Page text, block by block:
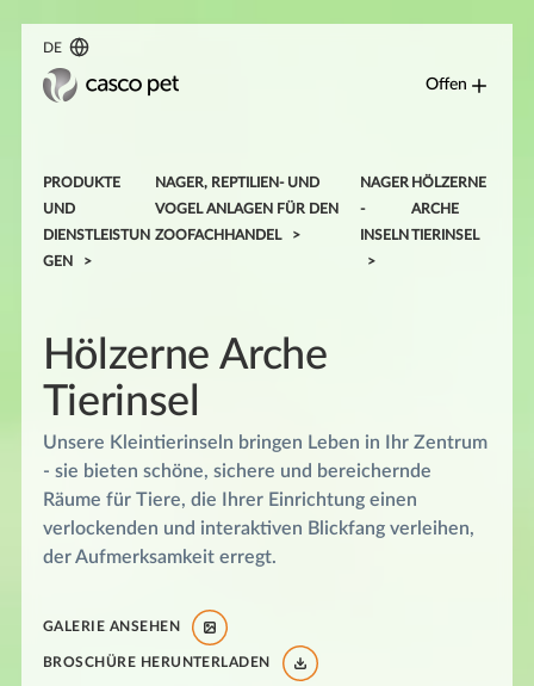
DE
Offen
PRODUKTE
UND
DIENSTLEISTUN
GEN
NAGER, REPTILIEN- UND
VOGEL ANLAGEN FÜR DEN
ZOOFACHHANDEL
NAGER
-
INSELN
HÖLZERNE
ARCHE
TIERINSEL
Hölzerne Arche
Tierinsel
Unsere Kleintierinseln bringen Leben in Ihr Zentrum
- sie bieten schöne, sichere und bereichernde
Räume für Tiere, die Ihrer Einrichtung einen
verlockenden und interaktiven Blickfang verleihen,
der Aufmerksamkeit erregt.
GALERIE ANSEHEN
BROSCHÜRE HERUNTERLADEN